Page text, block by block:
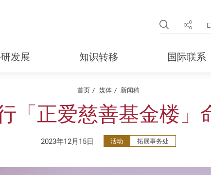
Open
分享
发展 知识转移 国际联系
首页 媒体 新闻稿
「正爱慈善基金楼」
2023年12月15日 活动 拓展事务处